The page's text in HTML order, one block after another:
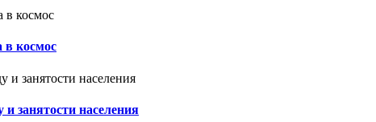
в космос
и занятости населения